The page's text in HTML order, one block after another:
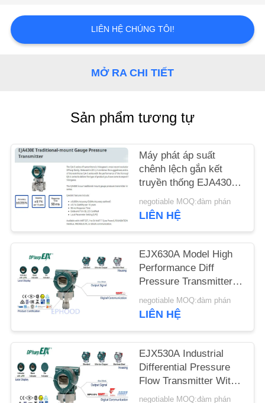
LƯỢNG
LIÊN
TIN
TỨC
CẦU
ĐẶT
GIÁ
ĐỒ
TRANG
WEB
LIÊN HỆ CHÚNG TÔI!
MỞ RA CHI TIẾT
Sản phẩm tương tự
Máy phát áp suất
chênh lệch gắn kết
truyền thống EJA430E
từ Nhật Bản chính
hãng
negotiable MOQ:đàm phán
LIÊN HỆ
EJX630A Model High
Performance Diff
Pressure Transmitter
Digital Pressure
Transmitter
negotiable MOQ:đàm phán
LIÊN HỆ
EJX530A Industrial
Differential Pressure
Flow Transmitter With
Accurate Measurement
negotiable MOQ:đàm phán